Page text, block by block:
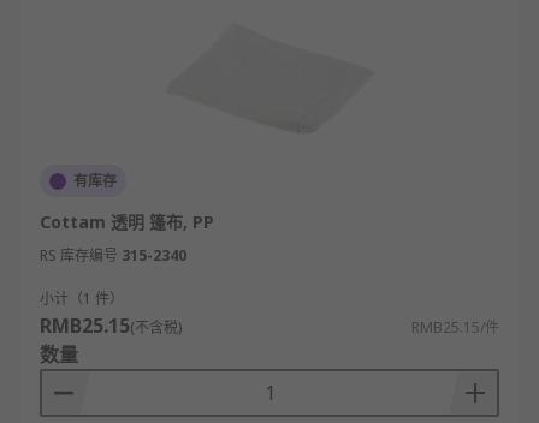
有库存
Cottam 透明 篷布, PP
RS 库存编号 315-2340
小计（1 件）
RMB25.15(不含税) RMB25.15/件
数量